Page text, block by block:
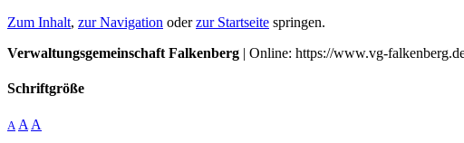
Zum Inhalt, zur Navigation oderzur Startseite springen.
Verwaltungsgemeinschaft Falkenberg | Online: https://www.vg-
Schriftgröße
A A A